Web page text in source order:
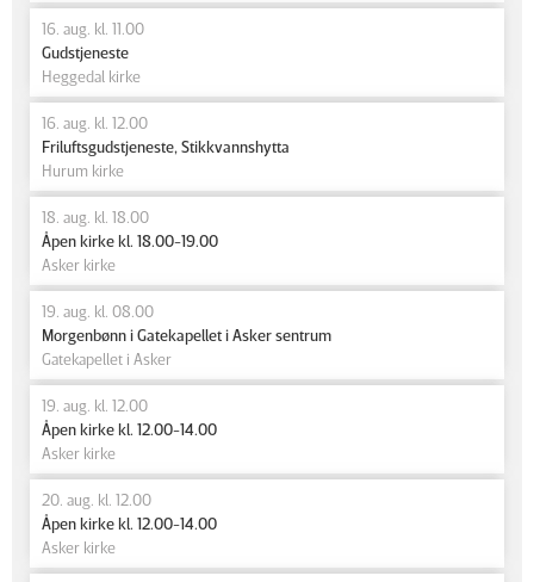
16. aug. kl. 11.00
Gudstjeneste
Heggedal kirke
16. aug. kl. 12.00
Friluftsgudstjeneste, Stikkvannshytta
Hurum kirke
18. aug. kl. 18.00
Åpen kirke kl. 18.00-19.00
Asker kirke
19. aug. kl. 08.00
Morgenbønn i Gatekapellet i Asker sentrum
Gatekapellet i Asker
19. aug. kl. 12.00
Åpen kirke kl. 12.00-14.00
Asker kirke
20. aug. kl. 12.00
Åpen kirke kl. 12.00-14.00
Asker kirke